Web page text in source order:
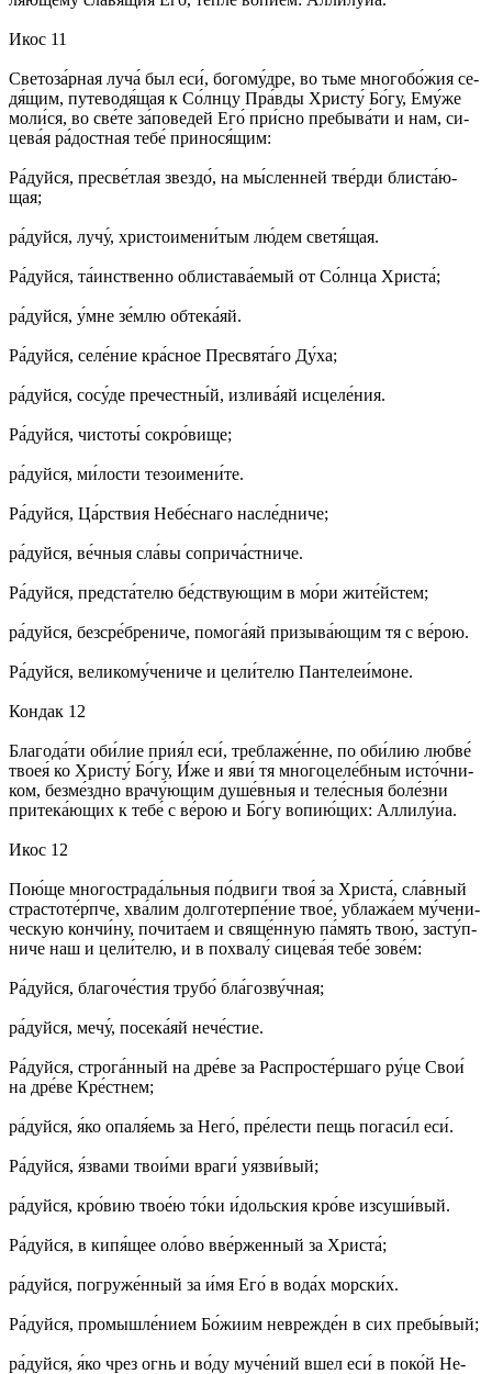
Икос 11
Све­то­за́р­ная лу­ча́ был еси́, бо­го­му́д­ре, во тьме мно­го­бо́­жия се­
дя́­щим, пу­те­во­дя́­щая к Со́лн­цу Пра́в­ды Хри­сту́ Бо́­гу, Ему́­же
мо­ли́­ся, во све́­те за́­по­ве­дей Его́ при́с­но пре­бы­ва́­ти и нам, си­
це­ва́я ра́­дост­ная те­бе́ при­но­ся́­щим:
Ра́­дуй­ся, пре­све́т­лая звез­до́, на мы́с­лен­ней тве́р­ди бли­ста́ю­
щая;
ра́­дуй­ся, лу­чу́, хри­сто­име­ни́­тым лю́­дем све­тя́­щая.
Ра́­дуй­ся, та́ин­ствен­но обли­ста­ва́е­мый от Со́лн­ца Хри­ста́;
ра́­дуй­ся, у́м­не зе́м­лю обте­ка́яй.
Ра́­дуй­ся, се­ле́­ние кра́с­ное Пре­свя­та́­го Ду́­ха;
ра́­дуй­ся, со­су́­де пре­чест­ны́й, из­ли­ва́­яй ис­це­ле́­ния.
Ра́­дуй­ся, чис­то­ты́ со­кро́­ви­ще;
ра́­дуй­ся, ми́­лос­ти те­зо­име­ни́­те.
Ра́­дуй­ся, Ца́рст­вия Не­бе́с­на­го нас­ле́д­ни­че;
ра́­дуй­ся, ве́ч­ныя сла́­вы со­при­ча́ст­ни­че.
Ра́­дуй­ся, пред­ста́­те­лю бе́д­ствую­щим в мо́­ри жи­те́й­стем;
ра́­дуй­ся, без­сре́­бре­ни­че, по­мо­га́­яй при­зы­ва́­ющим тя с ве́­рою.
Ра́­дуй­ся, ве­ли­ко­му́­че­ни­че и це­ли́­те­лю Пан­те­леи́­мо­не.
Кондак 12
Бла­го­да́­ти оби́­лие при­я́л еси́, тре­бла­же́н­не, по оби́­лию люб­ве́
твоея́ ко Хри­сту́ Бо́­гу, И́же и яви́ тя мно­го­це­ле́б­ным ис­то́ч­ни­
ком, без­ме́зд­но вра­чу́ю­щим ду­ше́в­ныя и те­ле́с­ныя бо­ле́з­ни
при­те­ка́ю­щих к те­бе́ с ве́­рою и Бо́­гу во­пию́­щих: Алли­лу́иа.
Икос 12
Пою́­ще мно­го­стра­да́ль­ныя по́д­ви­ги твоя́ за Хри­ста́, сла́в­ный
стра­сто­те́рп­че, хва́­лим дол­го­тер­пе́­ние твое́, убла­жа́­ем му́­че­ни­
чес­кую кон­чи́­ну, по­чи­та́­ем и свя­ще́н­ную па́­мять твою́, зас­ту́п­
ни­че наш и це­ли́­те­лю, и в по­хва­лу́ си­це­ва́я те­бе́ зо­ве́м:
Ра́­дуй­ся, бла­го­че́с­тия тру­бо́ бла́­го­зву́ч­ная;
ра́­дуй­ся, ме­чу́, по­се­ка́­яй не­че́с­тие.
Ра́­дуй­ся, стро­га́н­ный на дре́­ве за Рас­про­сте́р­ша­го ру́­це Свои́
на дре́­ве Кре́ст­нем;
ра́­дуй­ся, я́ко опа­ля́­емь за Не­го́, пре́­лес­ти пещь по­га­си́л еси́.
Ра́­дуй­ся, я́з­вами тво­и́ми вра­ги́ уяз­ви́­вый;
ра́­дуй­ся, кро́­вию твое́ю то́­ки и́дольс­кия кро́­ве из­су­ши́­вый.
Ра́­дуй­ся, в ки­пя́­щее оло́­во вве́р­жен­ный за Хри­ста́;
ра́­дуй­ся, по­гру­же́н­ный за и́мя Его́ в во­да́х мор­ски́х.
Ра́­дуй­ся, про­мыш­ле́­ни­ем Бо́­жи­им не­вреж­де́н в сих пре­бы́­вый;
ра́­дуй­ся, я́ко чрез огнь и во́­ду му­че́­ний вшел еси́ в по­ко́й Не­